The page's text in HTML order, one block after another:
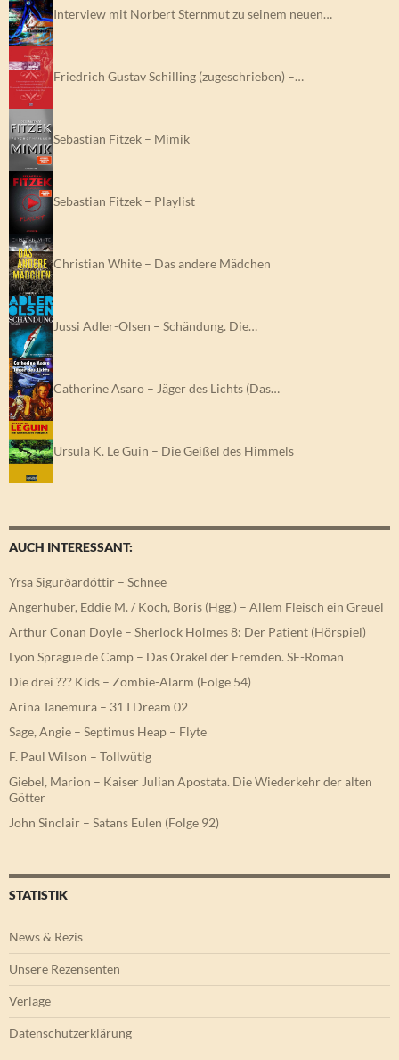
Interview mit Norbert Sternmut zu seinem neuen…
Friedrich Gustav Schilling (zugeschrieben) –…
Sebastian Fitzek – Mimik
Sebastian Fitzek – Playlist
Christian White – Das andere Mädchen
Jussi Adler-Olsen – Schändung. Die…
Catherine Asaro – Jäger des Lichts (Das…
Ursula K. Le Guin – Die Geißel des Himmels
AUCH INTERESSANT:
Yrsa Sigurðardóttir – Schnee
Angerhuber, Eddie M. / Koch, Boris (Hgg.) – Allem Fleisch ein Greuel
Arthur Conan Doyle – Sherlock Holmes 8: Der Patient (Hörspiel)
Lyon Sprague de Camp – Das Orakel der Fremden. SF-Roman
Die drei ??? Kids – Zombie-Alarm (Folge 54)
Arina Tanemura – 31 I Dream 02
Sage, Angie – Septimus Heap – Flyte
F. Paul Wilson – Tollwütig
Giebel, Marion – Kaiser Julian Apostata. Die Wiederkehr der alten
Götter
John Sinclair – Satans Eulen (Folge 92)
STATISTIK
News & Rezis
Unsere Rezensenten
Verlage
Datenschutzerklärung